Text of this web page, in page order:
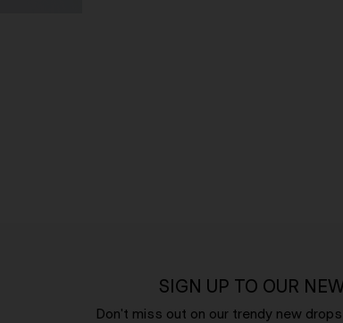
SIGN UP TO OUR
Don't miss out on our trendy new